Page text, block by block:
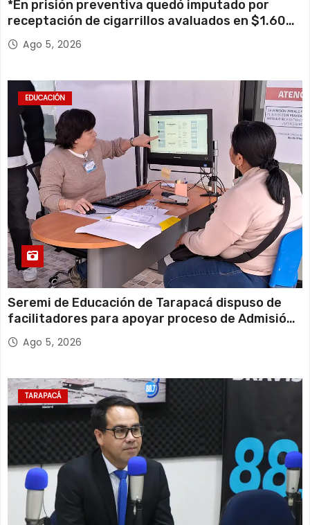
*En prisión preventiva quedó imputado por
receptación de cigarrillos avaluados en $1.600
millones*
Ago 5, 2026
EDUCACIÓN
Seremi de Educación de Tarapacá dispuso de
facilitadores para apoyar proceso de Admisión
Escolar 2027
Ago 5, 2026
TARAPACÁ